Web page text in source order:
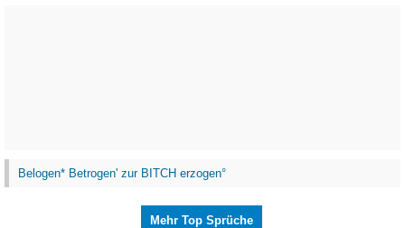
Belogen* Betrogen' zur BITCH erzogen°
Mehr Top Sprüche